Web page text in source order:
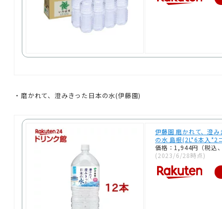
・磨かれて、澄みきった日本の水(伊藤園)
伊藤園 磨かれて、澄
の水 島根(2L*6本入*2
価格：1,944円（税込
(2023/6/28時点)